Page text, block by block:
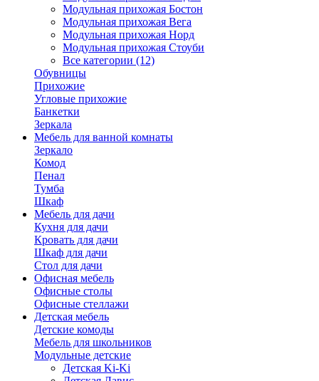
Модульная прихожая Бостон
Модульная прихожая Вега
Модульная прихожая Норд
Модульная прихожая Стоуби
Все категории (12)
Обувницы
Прихожие
Угловые прихожие
Банкетки
Зеркала
Мебель для ванной комнаты
Зеркало
Комод
Пенал
Тумба
Шкаф
Мебель для дачи
Кухня для дачи
Кровать для дачи
Шкаф для дачи
Стол для дачи
Офисная мебель
Офисные столы
Офисные стеллажи
Детская мебель
Детские комоды
Мебель для школьников
Модульные детские
Детская Ki-Ki